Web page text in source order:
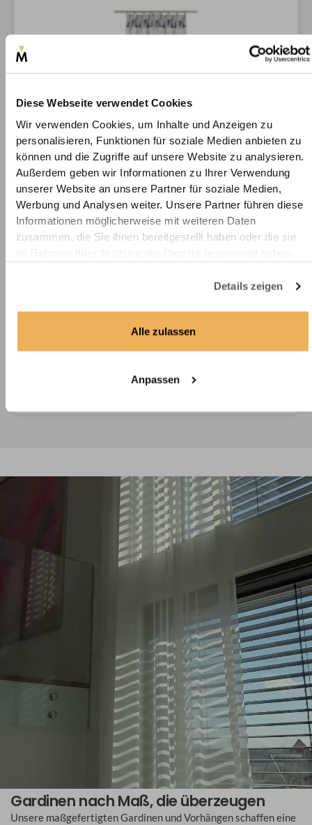
Diese Webseite verwendet Cookies
Wir verwenden Cookies, um Inhalte und Anzeigen zu
personalisieren, Funktionen für soziale Medien anbieten zu
können und die Zugriffe auf unsere Website zu analysieren.
Außerdem geben wir Informationen zu Ihrer Verwendung
unserer Website an unsere Partner für soziale Medien,
Werbung und Analysen weiter. Unsere Partner führen diese
Informationen möglicherweise mit weiteren Daten
zusammen, die Sie ihnen bereitgestellt haben oder die sie
Details zeigen
Alle zulassen
Anpassen
Blickdichter Vorhang – Dreiecksmuster
ausgefallenes geometrisches Muster
Gardinen nach Maß, die überzeugen
Unsere maßgefertigten Gardinen und Vorhängen schaffen eine